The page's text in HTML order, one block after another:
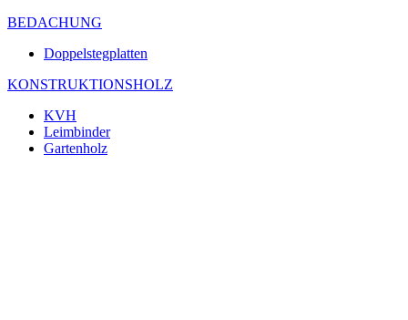
BEDACHUNG
Doppelstegplatten
KONSTRUKTIONSHOLZ
KVH
Leimbinder
Gartenholz